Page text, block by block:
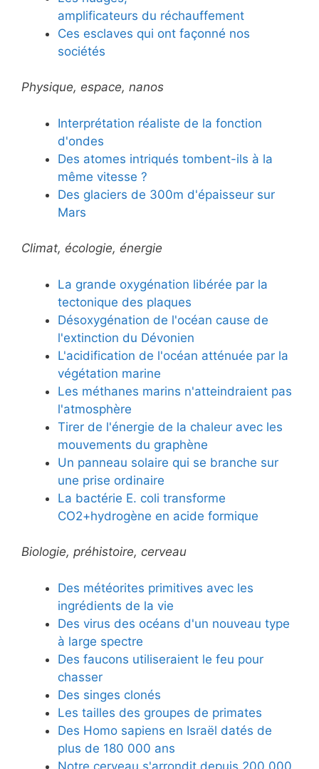
amplificateurs du réchauffement
Ces esclaves qui ont façonné nos
sociétés
Physique, espace, nanos
Interprétation réaliste de la fonction
d'ondes
Des atomes intriqués tombent-ils à la
même vitesse ?
Des glaciers de 300m d'épaisseur sur
Mars
Climat, écologie, énergie
La grande oxygénation libérée par la
tectonique des plaques
Désoxygénation de l'océan cause de
l'extinction du Dévonien
L'acidification de l'océan atténuée par la
végétation marine
Les méthanes marins n'atteindraient pas
l'atmosphère
Tirer de l'énergie de la chaleur avec les
mouvements du graphène
Un panneau solaire qui se branche sur
une prise ordinaire
La bactérie E. coli transforme
CO2+hydrogène en acide formique
Biologie, préhistoire, cerveau
Des météorites primitives avec les
ingrédients de la vie
Des virus des océans d'un nouveau type
à large spectre
Des faucons utiliseraient le feu pour
chasser
Des singes clonés
Les tailles des groupes de primates
Des Homo sapiens en Israël datés de
plus de 180 000 ans
Notre cerveau s'arrondit depuis 200 000